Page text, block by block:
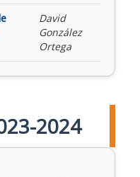
David
González
Ortega
2024